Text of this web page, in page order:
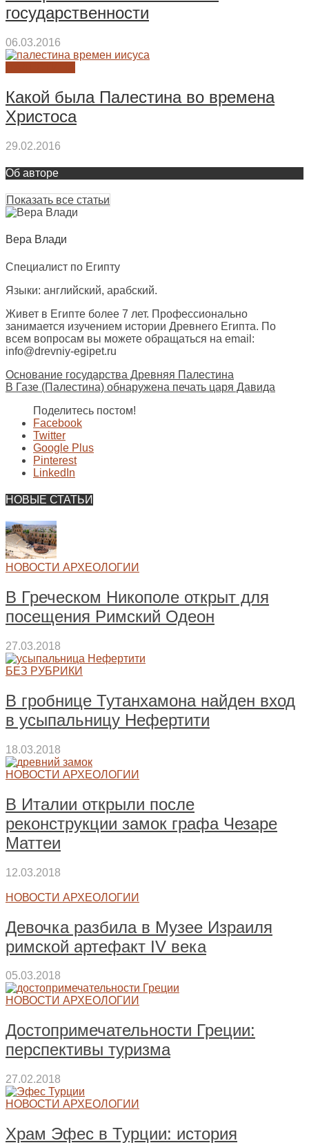
государственности
06.03.2016
Какой была Палестина во времена
Христоса
29.02.2016
Об авторе
Показать все статьи
Вера Влади
Специалист по Египту
Языки: английский, арабский.
Живет в Египте более 7 лет. Профессионально
занимается изучением истории Древнего Египта. По
всем вопросам вы можете обращаться на email:
info@drevniy-egipet.ru
Основание государства Древняя Палестина
В Газе (Палестина) обнаружена печать царя Давида
Поделитесь постом!
Facebook
Twitter
Google Plus
Pinterest
LinkedIn
НОВЫЕ СТАТЬИ
НОВОСТИ АРХЕОЛОГИИ
В Греческом Никополе открыт для
посещения Римский Одеон
27.03.2018
БЕЗ РУБРИКИ
В гробнице Тутанхамона найден вход
в усыпальницу Нефертити
18.03.2018
НОВОСТИ АРХЕОЛОГИИ
В Италии открыли после
реконструкции замок графа Чезаре
Маттеи
12.03.2018
НОВОСТИ АРХЕОЛОГИИ
Девочка разбила в Музее Израиля
римской артефакт IV века
05.03.2018
НОВОСТИ АРХЕОЛОГИИ
Достопримечательности Греции:
перспективы туризма
27.02.2018
НОВОСТИ АРХЕОЛОГИИ
Храм Эфес в Турции: история